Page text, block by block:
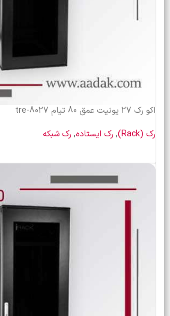
اکو رک 27 یونیت عمق 80 تیام tre-8027
رک (Rack)
, رک ایستاده, رک شبکه